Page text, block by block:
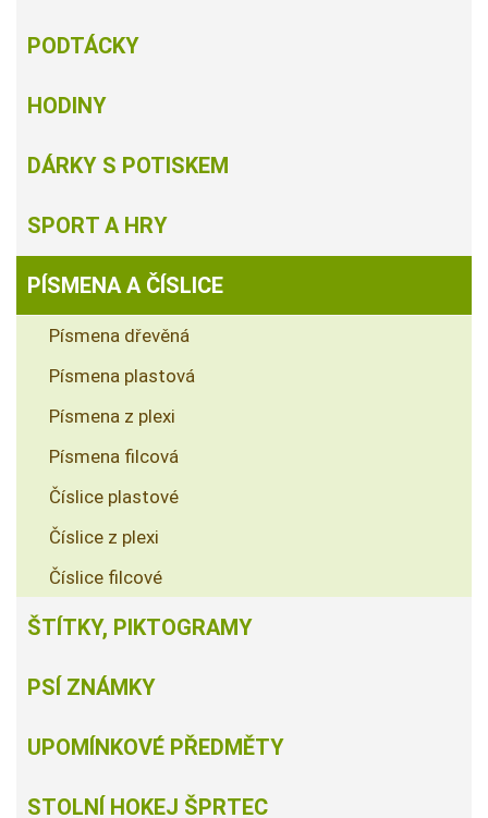
PODTÁCKY
HODINY
DÁRKY S POTISKEM
SPORT A HRY
PÍSMENA A ČÍSLICE
Písmena dřevěná
Písmena plastová
Písmena z plexi
Písmena filcová
Číslice plastové
Číslice z plexi
Číslice filcové
ŠTÍTKY, PIKTOGRAMY
PSÍ ZNÁMKY
UPOMÍNKOVÉ PŘEDMĚTY
STOLNÍ HOKEJ ŠPRTEC